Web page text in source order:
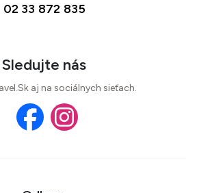
02 33 872 835
Sledujte nás
aj na sociálnych sieťach.